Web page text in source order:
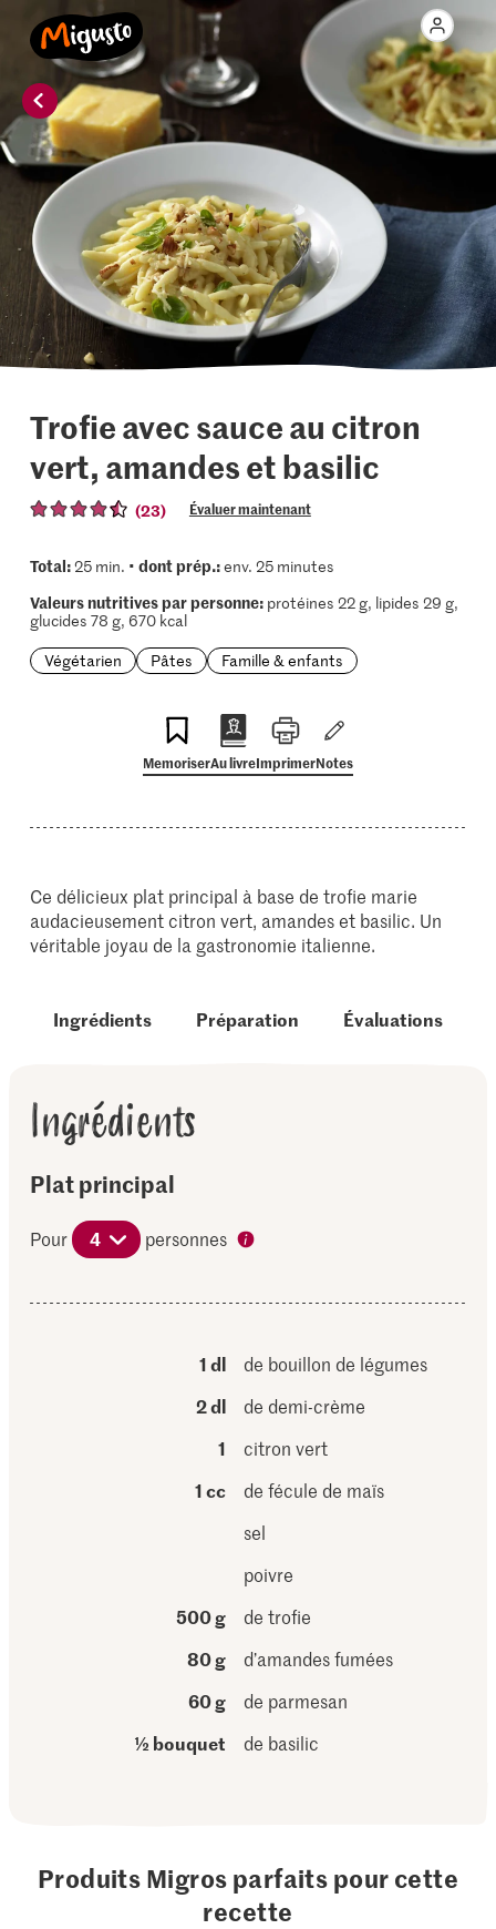
Trofie avec sauce au citron
vert, amandes et basilic
(23) Évaluer maintenant
Total:25 min. • dont prép.:env. 25 minutes
Valeurs nutritives par personne:protéines 22 g, lipides 29 g,
glucides 78 g, 670 kcal
Végétarien
Pâtes Famille & enfants
MemoriserAu livreImprimerNotes
Ce délicieux plat principal à base de trofie marie
audacieusement citron vert, amandes et basilic. Un
véritable joyau de la gastronomie italienne.
Ingrédients Préparation Évaluations
Ingrédients
Plat principal
Pour 4 personnes
1 dl
de bouillon de légumes
2 dl
de demi-crème
1
citron vert
1 cc
de fécule de maïs
sel
poivre
500 g
de trofie
80 g
d’amandes fumées
60 g
de parmesan
½ bouquet
de basilic
Produits Migros parfaits pour cette
recette